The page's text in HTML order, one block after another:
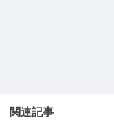
関連記事